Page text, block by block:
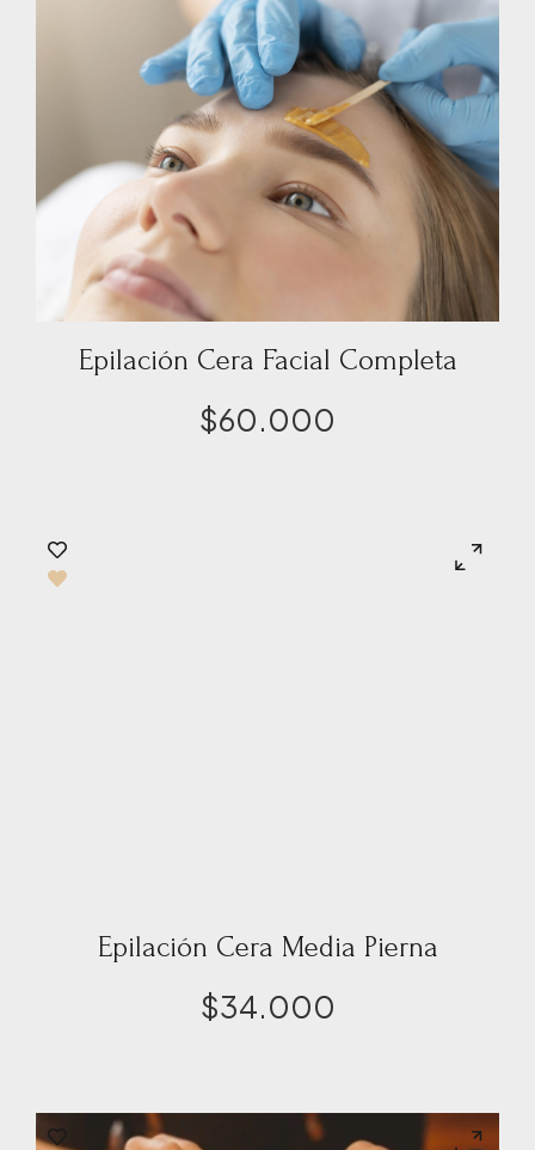
Epilación Cera Facial Completa
$60.000
Epilación Cera Media Pierna
$34.000